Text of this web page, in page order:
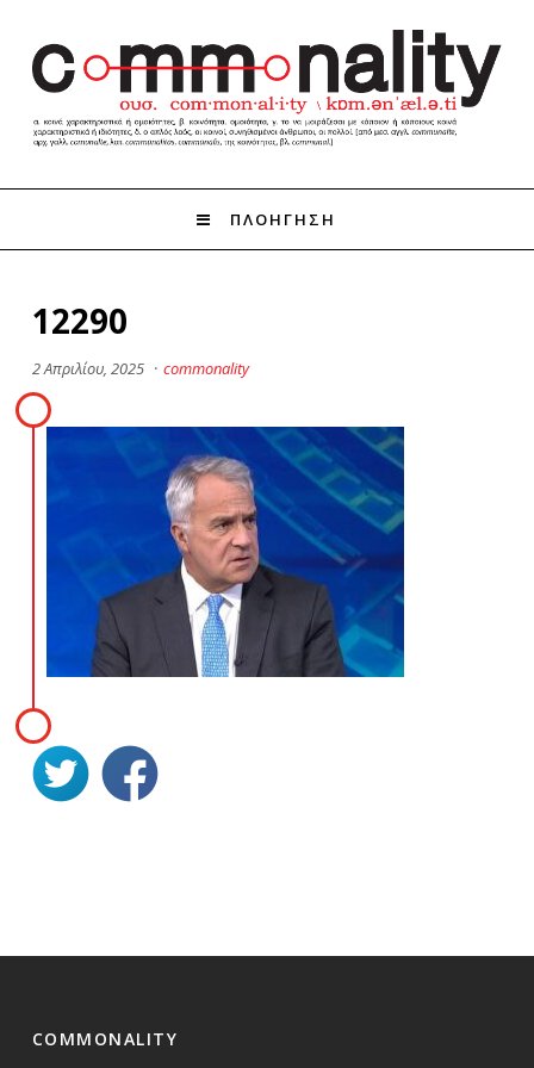
ΠΛΟΗΓΗΣΗ
12290
2 Απριλίου, 2025 · commonality
COMMONALITY